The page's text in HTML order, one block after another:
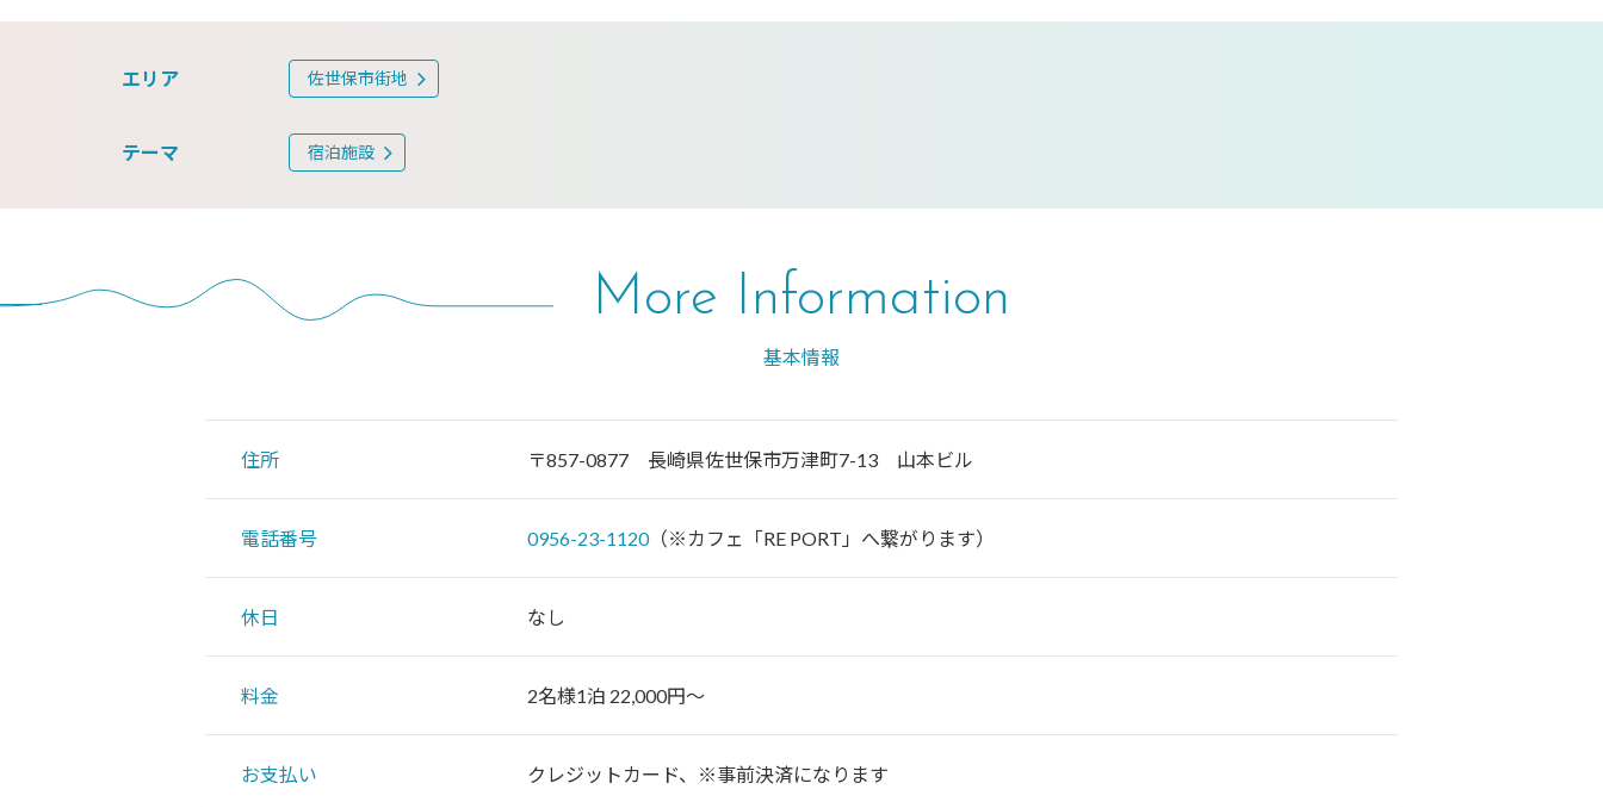
エリア 佐世保市街地
テーマ 宿泊施設
More Information
基本情報
住所 〒857-0877 長崎県佐世保市万津町7-13 山本ビル
電話番号 0956-23-1120（※カフェ「RE PORT」へ繋がります）
休日 なし
料金 2名様1泊 22,000円～
お支払い クレジットカード、※事前決済になります